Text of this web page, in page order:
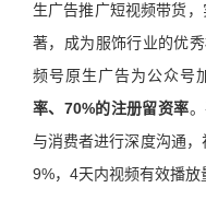
生广告推广短视频带货，
著，成为服饰行业的优
频号原生广告为公众号
率、70%的注册留资率
与消费者进行深度沟通
9%，4天内视频有效播放